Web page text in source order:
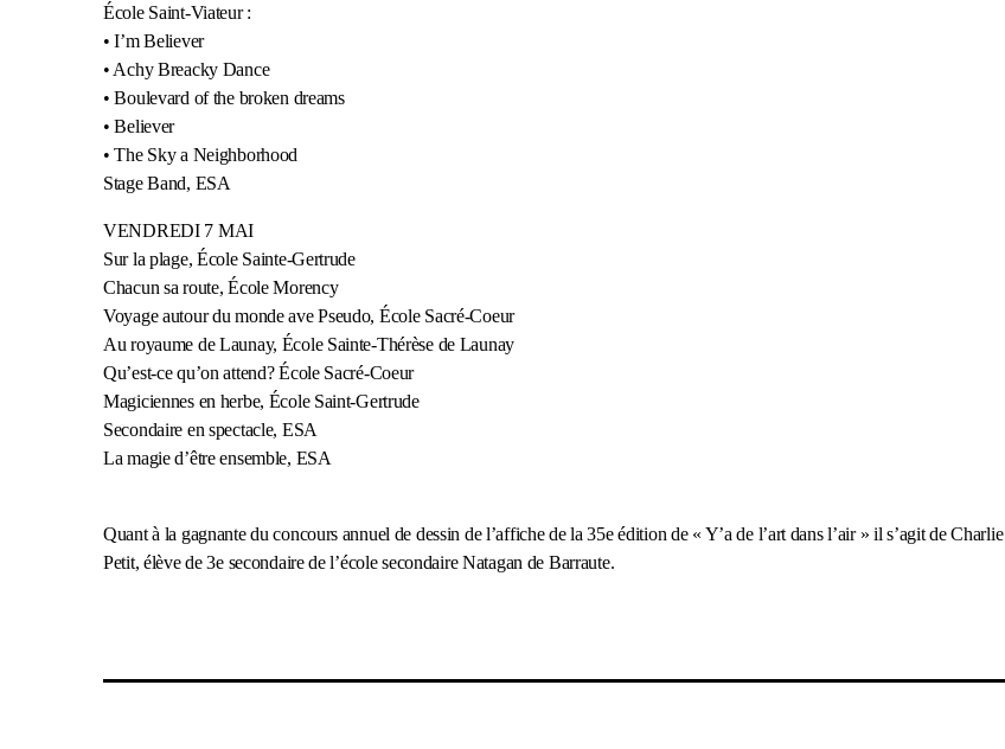
École Saint-Viateur :
• I’m Believer
• Achy Breacky Dance
• Boulevard of the broken dreams
• Believer
• The Sky a Neighborhood
Stage Band, ESA
VENDREDI 7 MAI
Sur la plage, École Sainte-Gertrude
Chacun sa route, École Morency
Voyage autour du monde ave Pseudo, École Sacré-Coeur
Au royaume de Launay, École Sainte-Thérèse de Launay
Qu’est-ce qu’on attend? École Sacré-Coeur
Magiciennes en herbe, École Saint-Gertrude
Secondaire en spectacle, ESA
La magie d’être ensemble, ESA
Quant à la gagnante du concours annuel de dessin de l’affiche de la 35e édition de « Y’a de l’art dans l’air » il s’agit de Charlie
Petit, élève de 3e secondaire de l’école secondaire Natagan de Barraute.